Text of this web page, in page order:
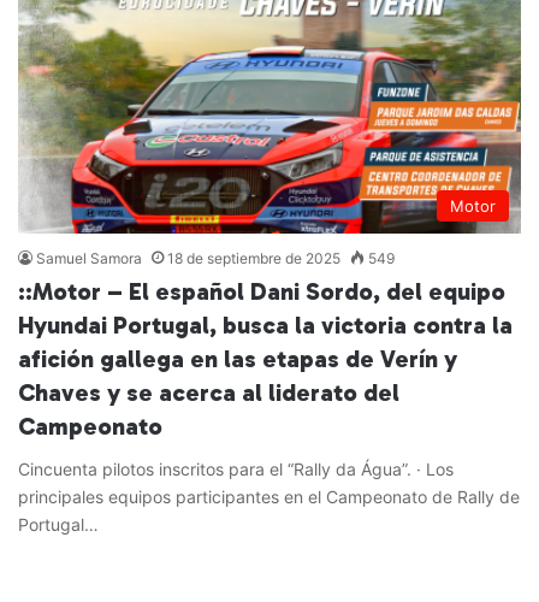
Motor
Samuel Samora 18 de septiembre de 2025 549
::Motor – El español Dani Sordo, del equipo
Hyundai Portugal, busca la victoria contra la
afición gallega en las etapas de Verín y
Chaves y se acerca al liderato del
Campeonato
Cincuenta pilotos inscritos para el “Rally da Água”. · Los
principales equipos participantes en el Campeonato de Rally de
Portugal…